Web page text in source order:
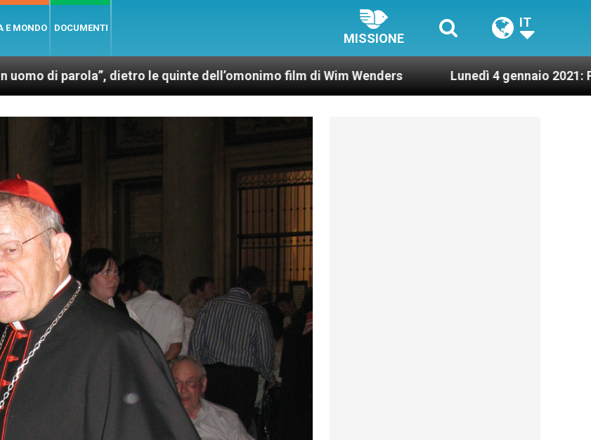
E MONDO DOCUMENTI
MISSIONE
IT
dietro le quinte dell’omonimo film di Wim Wenders Lunedì 4 gennaio 2021: Possesso